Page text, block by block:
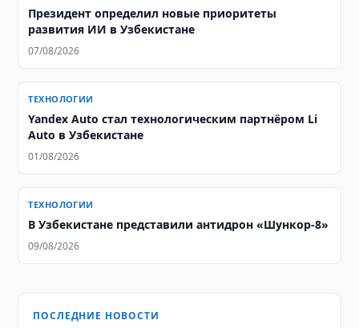
Президент определил новые приоритеты
развития ИИ в Узбекистане
07/08/2026
ТЕХНОЛОГИИ
Yandex Auto стал технологическим партнёром Li
Auto в Узбекистане
01/08/2026
ТЕХНОЛОГИИ
В Узбекистане представили антидрон «Шункор-8»
09/08/2026
ПОСЛЕДНИЕ НОВОСТИ